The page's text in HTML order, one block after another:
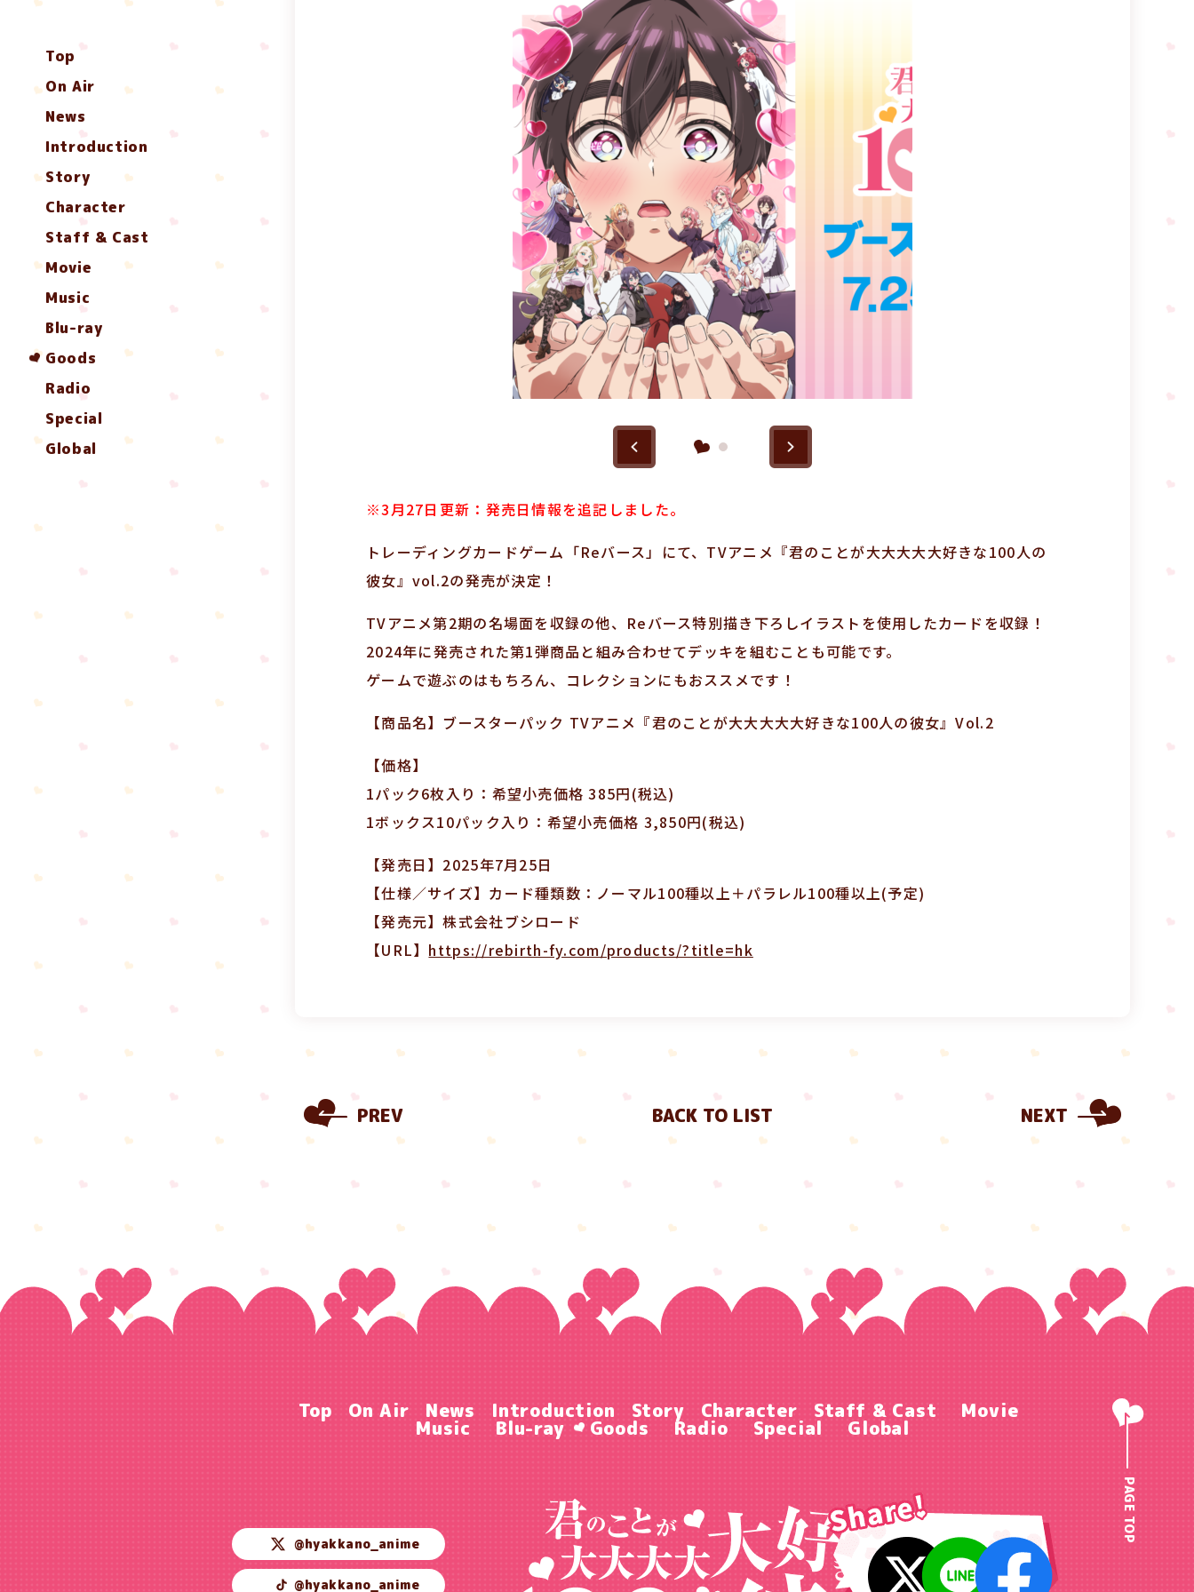
Top
On Air
News
Introduction
Story
Character
Staff & Cast
Movie
Music
Blu-ray
Goods
Radio
Special
Global
※3月27日更新：発売日情報を追記しました。
トレーディングカードゲーム「Reバース」にて、TVアニメ『君のことが大大大大大好きな100人の
彼女』vol.2の発売が決定！
TVアニメ第2期の名場面を収録の他、Reバース特別描き下ろしイラストを使用したカードを収録！
2024年に発売された第1弾商品と組み合わせてデッキを組むことも可能です。
ゲームで遊ぶのはもちろん、コレクションにもおススメです！
【商品名】ブースターパック TVアニメ『君のことが大大大大大好きな100人の彼女』Vol.2
【価格】
1パック6枚入り：希望小売価格 385円(税込)
1ボックス10パック入り：希望小売価格 3,850円(税込)
【発売日】2025年7月25日
【仕様／サイズ】カード種類数：ノーマル100種以上＋パラレル100種以上(予定)
【発売元】株式会社ブシロード
【URL】 https://rebirth-fy.com/products/?title=hk
PREV BACK TO LIST NEXT
Top On Air News Introduction Story Character Staff & Cast Movie
Music Blu-ray Goods Radio Special Global
@hyakkano_anime
@hyakkano_anime
PAGE TOP